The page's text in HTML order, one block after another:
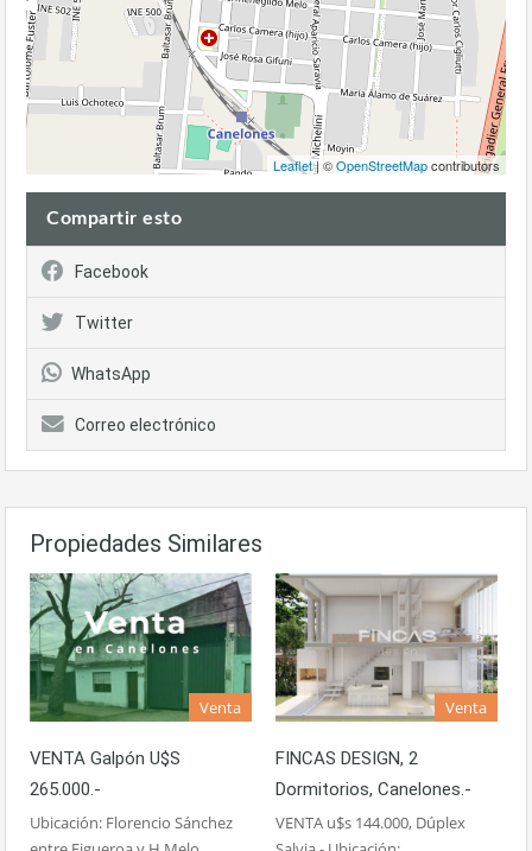
Leaflet| ©OpenStreetMapcontributors
Compartir esto
Facebook
Twitter
WhatsApp
Correo electrónico
Propiedades Similares
Venta
VENTA Galpón U$s
265.000.-
Ubicación: Florencio Sánchez
Venta
FINCAS DESIGN, 2
Dormitorios, Canelones.-
VENTA u$s 144.000, Dúplex